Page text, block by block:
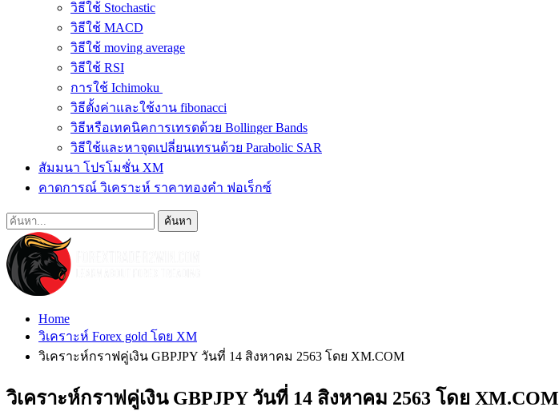
วิธีใช้ Stochastic
วิธีใช้ MACD
วิธีใช้ moving average
วิธีใช้ RSI
การใช้ Ichimoku
วิธีตั้งค่าและใช้งาน fibonacci
วิธีหรือเทคนิคการเทรดด้วย Bollinger Bands
วิธีใช้และหาจุดเปลี่ยนเทรนด้วย Parabolic SAR
สัมมนา โปรโมชั่น XM
คาดการณ์ วิเคราะห์ ราคาทองคำ ฟอเร็กซ์
Home
วิเคราะห์ Forex gold โดย XM
วิเคราะห์กราฟคู่เงิน GBPJPY วันที่ 14 สิงหาคม 2563 โดย XM.COM
วิเคราะห์กราฟคู่เงิน GBPJPY วันที่ 14 สิงหาคม 2563 โดย XM.COM